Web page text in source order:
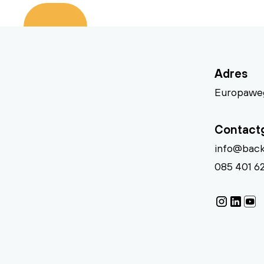
Adres
085 401